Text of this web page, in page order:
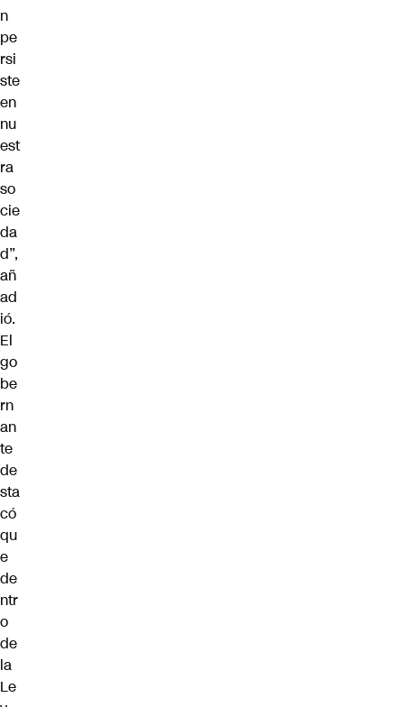
n
pe
rsi
ste
en
nu
est
ra
so
cie
da
d”,
añ
ad
ió.
El
go
be
rn
an
te
de
sta
có
qu
e
de
ntr
o
de
la
Le